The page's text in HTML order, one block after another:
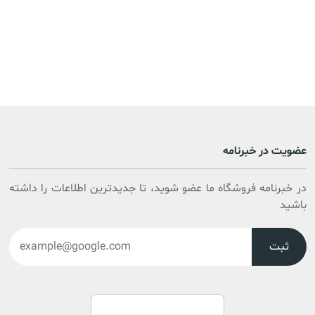
عضویت در خبرنامه
در خبرنامه فروشگاه ما عضو شوید، تا جدیدترین اطلاعات را داشته
باشید
ثبت